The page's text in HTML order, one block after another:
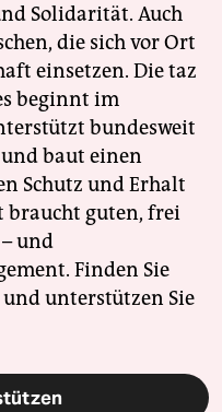
Solidarität. Auch
die sich vor Ort
einsetzen. Die taz
beginnt im
bundesweit
baut einen
Schutz und Erhalt
braucht guten, frei
und
Finden Sie
unterstützen Sie